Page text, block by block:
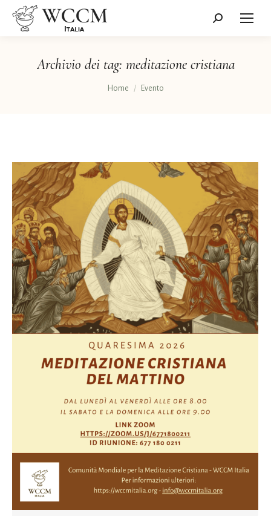
Cerca:
Archivio dei tag: meditazione cristiana
Tu sei qui:
Home Evento